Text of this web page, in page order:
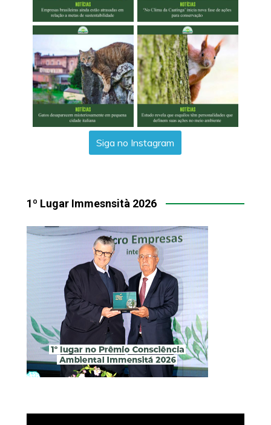
Siga no Instagram
1º Lugar Immesnsità 2026